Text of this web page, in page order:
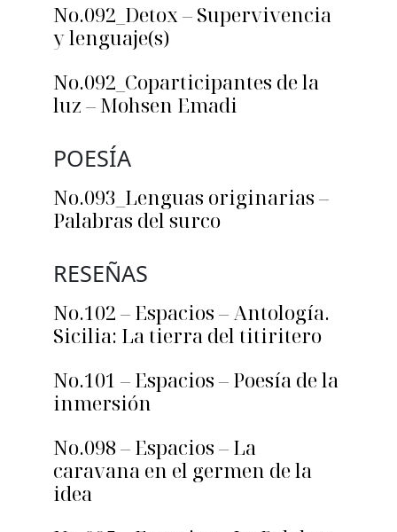
No.092_Detox – Supervivencia
y lenguaje(s)
No.092_Coparticipantes de la
luz – Mohsen Emadi
POESÍA
No.093_Lenguas originarias –
Palabras del surco
RESEÑAS
No.102 – Espacios – Antología.
Sicilia: La tierra del titiritero
No.101 – Espacios – Poesía de la
inmersión
No.098 – Espacios – La
caravana en el germen de la
idea